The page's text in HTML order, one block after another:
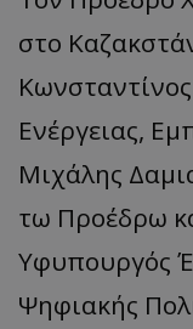
στο
Ενέργειας,
Μιχάλης
τω Προέδρω
Υφυπουργός
Ψηφιακής